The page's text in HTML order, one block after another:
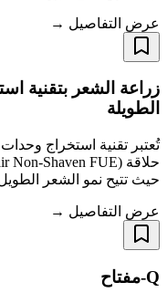
عرض التفاصيل →
زراعة الشعر بتقنية
الطويلة
تُعتبر تقنية استخراج
حيث تتيح نمو الشعر
عرض التفاصيل →
Q-مفتاح